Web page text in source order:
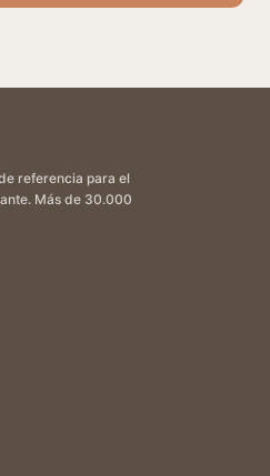
referencia para el
Más de 30.000